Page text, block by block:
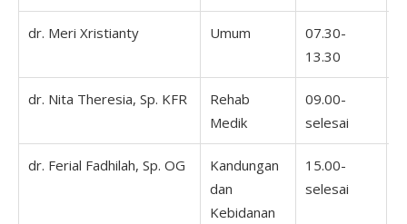
dr. Meri Xristianty Umum
07.30-
13.30
dr. Nita Theresia, Sp. KFR
Rehab
Medik
09.00-
selesai
dr. Ferial Fadhilah, Sp. OG
Kandungan
dan
Kebidanan
15.00-
selesai